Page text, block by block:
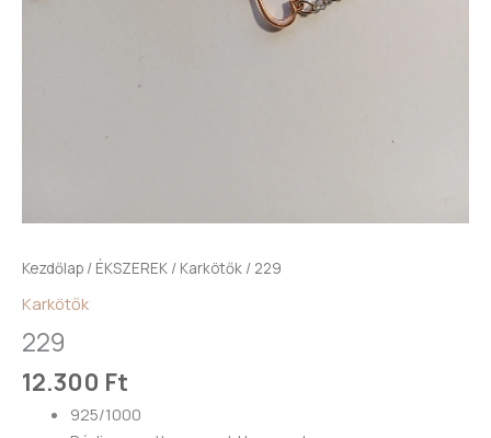
Kezdőlap / ÉKSZEREK / Karkötők / 229
Karkötők
229
12.300 Ft
925/1000